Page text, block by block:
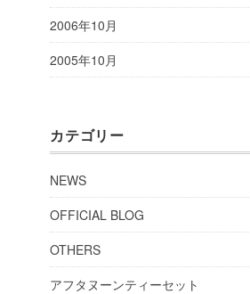
2006年10月
2005年10月
カテゴリー
NEWS
OFFICIAL BLOG
OTHERS
アフタヌーンティーセット